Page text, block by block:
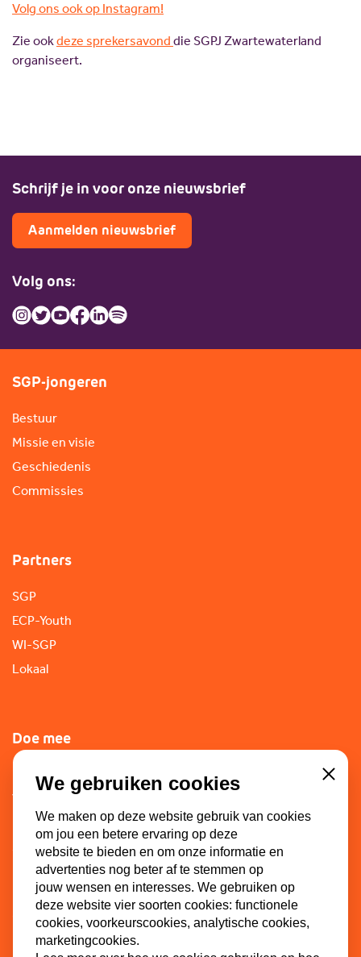
JV Pakket
Volg ons ook op Instagram!
Zie ookdeze sprekersavond die SGPJ Zwartewaterland
organiseert.
Schrijf je in voor onze nieuwsbrief
Aanmelden nieuwsbrief
Volg ons:
SGP-jongeren
Bestuur
Missie en visie
Geschiedenis
Commissies
Partners
SGP
ECP-Youth
WI-SGP
Lokaal
Doe mee
Lid worden
Vacatures
Doneren
Sponsoren
Contact
Dinkel 7
We gebruiken cookies
We maken op deze website gebruik van cookies
om jou een betere ervaring op deze
website te bieden en om onze informatie en
advertenties nog beter af te stemmen op
jouw wensen en interesses. We gebruiken op
deze website vier soorten cookies: functionele
cookies, voorkeurscookies, analytische cookies,
marketingcookies.
Close